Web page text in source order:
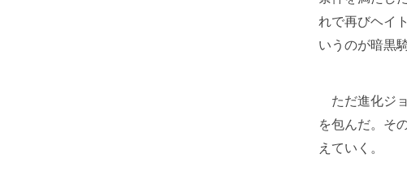
れで再びヘイ
いうのが暗黒
ただ進化ジ
を包んだ。そ
えていく。